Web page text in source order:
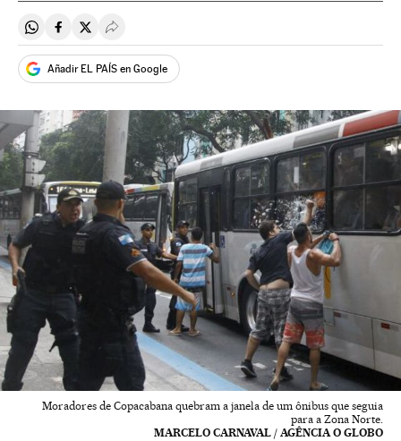
Compartir en Whatsapp
Compartir en Facebook
Compartir en Twitter
Desplegar Redes Sociales
Añadir EL PAÍS en Google
Moradores de Copacabana quebram a janela de um ônibus que seguia
para a Zona Norte.
MARCELO CARNAVAL / AGÊNCIA O GLOBO